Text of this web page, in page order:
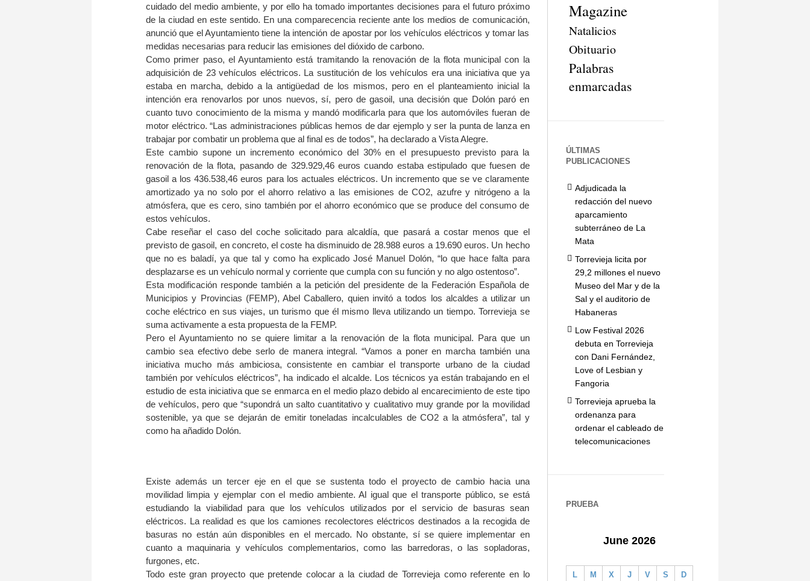
cuidado del medio ambiente, y por ello ha tomado importantes decisiones para el futuro próximo
de la ciudad en este sentido. En una comparecencia reciente ante los medios de comunicación,
anunció que el Ayuntamiento tiene la intención de apostar por los vehículos eléctricos y tomar las
medidas necesarias para reducir las emisiones del dióxido de carbono.
Como primer paso, el Ayuntamiento está tramitando la renovación de la flota municipal con la
adquisición de 23 vehículos eléctricos. La sustitución de los vehículos era una iniciativa que ya
estaba en marcha, debido a la antigüedad de los mismos, pero en el planteamiento inicial la
intención era renovarlos por unos nuevos, sí, pero de gasoil, una decisión que Dolón paró en
cuanto tuvo conocimiento de la misma y mandó modificarla para que los automóviles fueran de
motor eléctrico. “Las administraciones públicas hemos de dar ejemplo y ser la punta de lanza en
trabajar por combatir un problema que al final es de todos”, ha declarado a Vista Alegre.
Este cambio supone un incremento económico del 30% en el presupuesto previsto para la
renovación de la flota, pasando de 329.929,46 euros cuando estaba estipulado que fuesen de
gasoil a los 436.538,46 euros para los actuales eléctricos. Un incremento que se ve claramente
amortizado ya no solo por el ahorro relativo a las emisiones de CO2, azufre y nitrógeno a la
atmósfera, que es cero, sino también por el ahorro económico que se produce del consumo de
estos vehículos.
Cabe reseñar el caso del coche solicitado para alcaldía, que pasará a costar menos que el
previsto de gasoil, en concreto, el coste ha disminuido de 28.988 euros a 19.690 euros. Un hecho
que no es baladí, ya que tal y como ha explicado José Manuel Dolón, “lo que hace falta para
desplazarse es un vehículo normal y corriente que cumpla con su función y no algo ostentoso”.
Esta modificación responde también a la petición del presidente de la Federación Española de
Municipios y Provincias (FEMP), Abel Caballero, quien invitó a todos los alcaldes a utilizar un
coche eléctrico en sus viajes, un turismo que él mismo lleva utilizando un tiempo. Torrevieja se
suma activamente a esta propuesta de la FEMP.
Pero el Ayuntamiento no se quiere limitar a la renovación de la flota municipal. Para que un
cambio sea efectivo debe serlo de manera integral. “Vamos a poner en marcha también una
iniciativa mucho más ambiciosa, consistente en cambiar el transporte urbano de la ciudad
también por vehículos eléctricos”, ha indicado el alcalde. Los técnicos ya están trabajando en el
estudio de esta iniciativa que se enmarca en el medio plazo debido al encarecimiento de este tipo
de vehículos, pero que “supondrá un salto cuantitativo y cualitativo muy grande por la movilidad
sostenible, ya que se dejarán de emitir toneladas incalculables de CO2 a la atmósfera”, tal y
como ha añadido Dolón.
Existe además un tercer eje en el que se sustenta todo el proyecto de cambio hacia una
movilidad limpia y ejemplar con el medio ambiente. Al igual que el transporte público, se está
estudiando la viabilidad para que los vehículos utilizados por el servicio de basuras sean
eléctricos. La realidad es que los camiones recolectores eléctricos destinados a la recogida de
basuras no están aún disponibles en el mercado. No obstante, sí se quiere implementar en
cuanto a maquinaria y vehículos complementarios, como las barredoras, o las sopladoras,
furgones, etc.
Todo este gran proyecto que pretende colocar a la ciudad de Torrevieja como referente en lo
Magazine
Natalicios
Obituario
Palabras
enmarcadas
ÚLTIMAS
PUBLICACIONES
Adjudicada la
redacción del nuevo
aparcamiento
subterráneo de La
Mata
Torrevieja licita por
29,2 millones el nuevo
Museo del Mar y de la
Sal y el auditorio de
Habaneras
Low Festival 2026
debuta en Torrevieja
con Dani Fernández,
Love of Lesbian y
Fangoria
Torrevieja aprueba la
ordenanza para
ordenar el cableado de
telecomunicaciones
PRUEBA
June 2026
L M X J V S D